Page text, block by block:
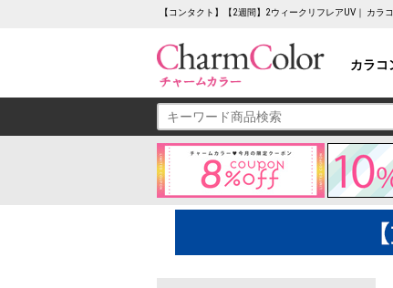
【コンタクト】【2週間】2ウィークリフレアUV｜ カラ
カラコ